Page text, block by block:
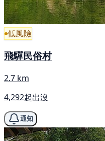
低風險
飛驒民俗村
2.7 km
4,292起出沒
通知